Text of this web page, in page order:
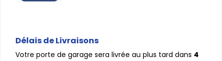
Délais de Livraisons
Votre porte de garage sera livrée au plus tard dans 4